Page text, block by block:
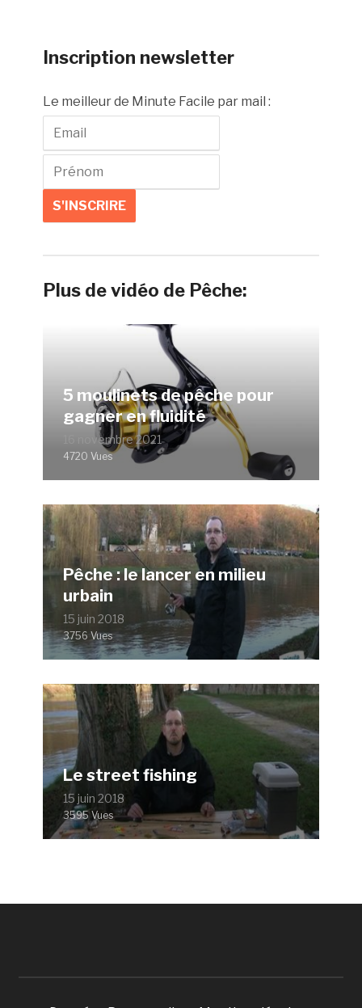
Inscription newsletter
Le meilleur de Minute Facile par mail :
Plus de vidéo de Pêche:
5 moulinets de pêche pour
gagner en fluidité
16 novembre 2021
4720 Vues
Pêche : le lancer en milieu
urbain
15 juin 2018
3756 Vues
Le street fishing
15 juin 2018
3595 Vues